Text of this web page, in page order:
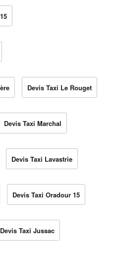
Devis Taxi Le Rouget
Devis Taxi Marchal
Devis Taxi Lavastrie
Devis Taxi Oradour 15
Devis Taxi Jussac